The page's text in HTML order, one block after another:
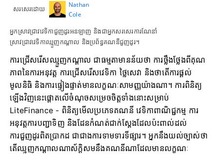
សរសេរដោយ
Nathan
Cole
អ្នកស្រាវជ្រាវវេទិកាជួញដូរអនឡាញ និងជាអ្នកសរសេរការណែនាំ
ស្រាវជ្រាវវេទិកាឈ្មួញកណ្តាល និងប្រព័ន្ធគណនីជួញដូរ។
ការជ្រើសរើសឈ្មួញកណ្តាល ជាធម្មតាមានន័យថា ការថ្លឹងថ្លែងពីគុណ
ភាពនៃការអនុវត្ត ការជ្រើសរើសវេទិកា ថ្លៃសេវា និងថាតើការផ្ដល់
មូលនិធិ និងការផ្ទៀងផ្ទាត់មានលក្ខណៈសាមញ្ញយ៉ាងណា។ ការពិនិត្យ
ឡើងវិញនេះផ្តោតលើចំណុចសម្រេចចិត្តទាំងនោះសម្រាប់
LiteFinance - ពិនិត្យមើលប្រភេទគណនី វេទិកាពាណិជ្ជកម្ម ការ
អនុវត្តការបញ្ជាទិញ និងដែនកំណត់ជាក់ស្តែងដែលប៉ះពាល់ដល់
ការជួញដូរពិតប្រាកដ ជាជាងការទាមទារទីផ្សារ។ អ្នក​នឹង​យល់​ច្បាស់​ថា​
តើ​ឈ្មួញ​កណ្តាល​ណា​ស័ក្តិសម​នឹង​គណនី​ណា​ដែល​មាន​លក្ខណៈ​